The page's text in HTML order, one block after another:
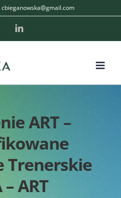
cbieganowska@gmail.com
FacebookLinkedIn
ART –
Trenerskie
– ART